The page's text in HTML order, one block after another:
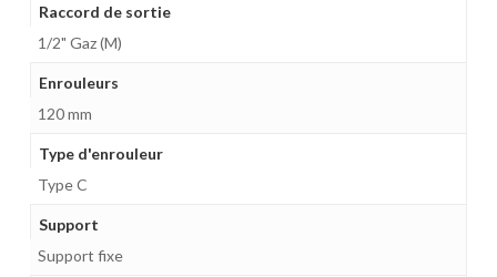
Raccord de sortie
1/2" Gaz (M)
Enrouleurs
120 mm
Type d'enrouleur
Type C
Support
Support fixe